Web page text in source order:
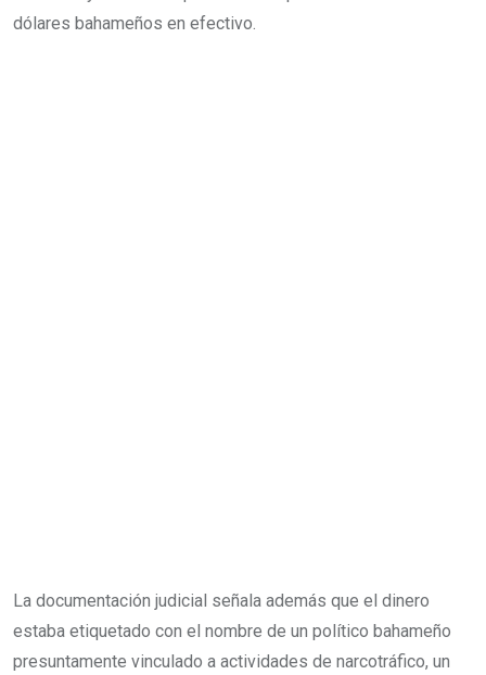
dólares bahameños en efectivo.
La documentación judicial señala además que el dinero
estaba etiquetado con el nombre de un político bahameño
presuntamente vinculado a actividades de narcotráfico, un